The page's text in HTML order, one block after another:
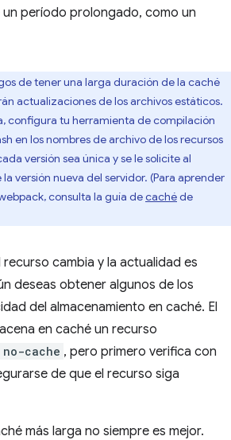
período prolongado, como un
de tener una larga duración de la caché
actualizaciones de los archivos estáticos.
configura tu herramienta de compilación
en los nombres de archivo de los recursos
versión sea única y se le solicite al
versión nueva del servidor. (Para aprender
consulta la guía decachéde
recurso cambia y la actualidad es
deseas obtener algunos de los
del almacenamiento en caché. El
en caché un recurso
no-cache , pero primero verifica con
de que el recurso siga
más larga no siempre es mejor.